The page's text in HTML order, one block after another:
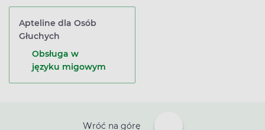
Apteline dla Osób
Głuchych
Obsługa w
języku migowym
Wróć na górę